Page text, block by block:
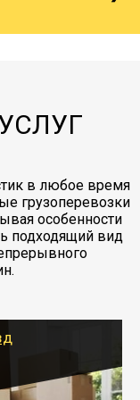
страховки
в любое время
грузоперевозки
особенности
подходящий вид